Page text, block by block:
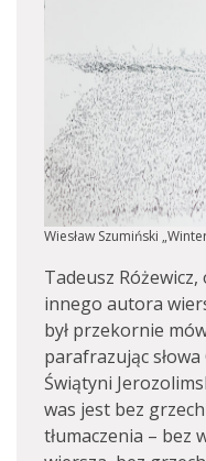
Wiesław Szumiński
Tadeusz
innego autora
był przekornie
parafrazując
Świątyni
was jest bez
tłumaczenia – bez